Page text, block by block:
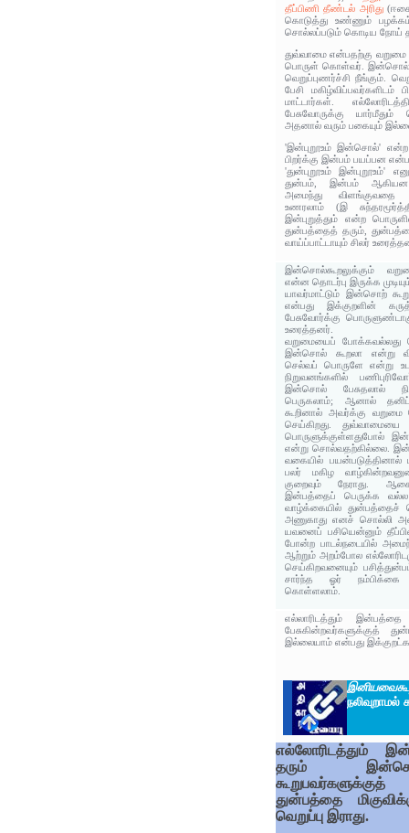
தீப்பிணி தீண்டல் அரிது(ஈகை
கொடுத்து உண்ணும்
சொல்லப்படும் கொடிய
துவ்வாமை என்பதற்கு வறுமை
பொருள் கொள்வர். இன்சொல்
வெறுப்புணர்ச்சி நீங்கும்.
பேசி மகிழ்விப்பவர்களிடம்
மாட்டார்கள்.
பேசுவோருக்கு யார்மீதும்
அதனால் வரும் பகையும்
'இன்புறூஉம் இன்சொல்'
பிறர்க்கு இன்பம் பயப்பன
'துன்புறூஉம்
துன்பம், இன்பம் ஆகியன
அமைந்து விளங்குவதை
உணரலாம் (இ
இன்புறுத்தும் என்ற
துன்பத்தைத் தரும்,
வாய்ப்பாட்டாயும் சிலர்
இன்சொல்கூறலுக்கும்
என்ன தொடர்பு இருக்க
யாவர்மாட்டும் இன்சொற்
என்பது இக்குறளின்
பேசுவோர்க்கு
உரைத்தனர்.
வறுமையைப் போக்கவல்லது
இன்சொல் கூறலா என்று
செல்வப் பொருளே என்று
நிறுவனங்களில்
இன்சொல் பேசுதலால்
பெருகலாம்; ஆனால்
கூறினால் அவர்க்கு வறுமை
செய்கிறது.
பொருளுக்குள்ளதுபோல்
என்று சொல்வதற்கில்லை.
வகையில் பயன்படுத்தினால்
பலர் மகிழ
குறைவும் நேராது.
இன்பத்தைப் பெருக்க
வாழ்க்கையில் துன்பத்தைச்
அணுகாது எனச் சொல்லி
யவனைப் பசியென்னும்
போன்ற பாடல்நடையில்
ஆற்றும் அறம்போல
செய்கிறவனையும்
சார்ந்த ஓர் நம்பிக்கை
கொள்ளலாம்.
எல்லாரிடத்தும்
பேசுகின்றவர்களுக்குத்
இல்லையாம் என்பது
நலிவுறாமல்
எல்லோரிடத்தும்
தரும்
கூறுபவர்களுக்குத்
துன்பத்தை
வெறுப்பு இராது.